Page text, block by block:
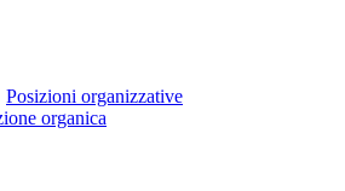
Posizioni organizzative
organica